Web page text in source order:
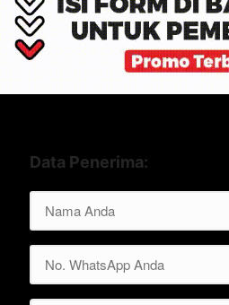
Data Penerima: